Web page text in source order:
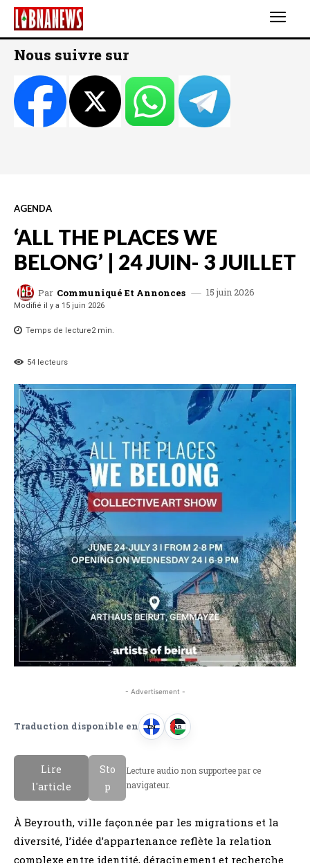
Nous suivre sur
AGENDA
‘ALL THE PLACES WE
BELONG’ | 24 JUIN- 3 JUILLET
Par Communiqué Et Annonces 15 juin 2026
Modifié il y a 15 juin 2026
Temps de lecture2min.
54 lecteurs
- Advertisement -
Traduction disponible en EN
A
g
l
i
s
AR
A
a
Lire
l'article
Sto
p
Lecture audio non supportee par ce
navigateur.
À Beyrouth, ville façonnée par les migrations et la
diversité, l’idée d’appartenance reflète la relation
complexe entre identité, déracinement et recherche